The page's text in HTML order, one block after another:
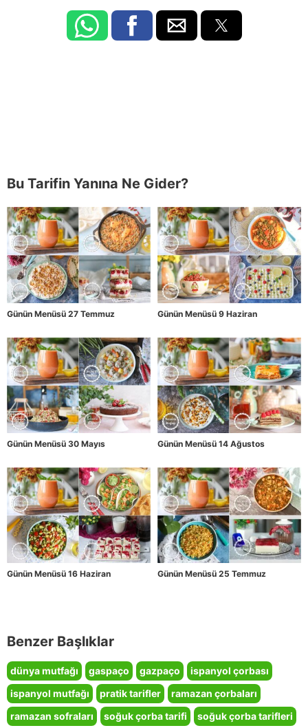
Bu Tarifin Yanına Ne Gider?
Günün Menüsü 27 Temmuz Günün Menüsü 9 Haziran
Günün Menüsü 30 Mayıs Günün Menüsü 14 Ağustos
Günün Menüsü 16 Haziran Günün Menüsü 25 Temmuz
Benzer Başlıklar
dünya mutfağı gaspaço gazpaço
ispanyol çorbası
ispanyol mutfağı
pratik tarifler
ramazan çorbaları
ramazan sofraları
soğuk çorba tarifi
soğuk çorba tarifleri